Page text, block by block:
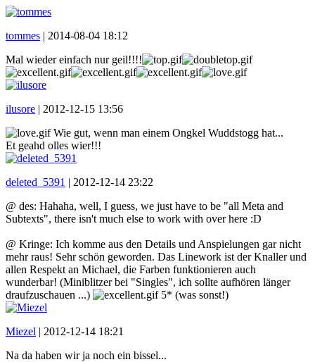
tommes | 2014-08-04 18:12
Mal wieder einfach nur geil!!!!
ilusore | 2012-12-15 13:56
Wie gut, wenn man einem Ongkel Wuddstogg hat...
Et geahd olles wier!!!
deleted_5391 | 2012-12-14 23:22
@ des: Hahaha, well, I guess, we just have to be "all Meta and
Subtexts", there isn't much else to work with over here :D
@ Kringe: Ich komme aus den Details und Anspielungen gar nicht
mehr raus! Sehr schön geworden. Das Linework ist der Knaller und
allen Respekt an Michael, die Farben funktionieren auch
wunderbar! (Miniblitzer bei "Singles", ich sollte aufhören länger
draufzuschauen ...)
5* (was sonst!)
Miezel | 2012-12-14 18:21
Na da haben wir ja noch ein bissel...